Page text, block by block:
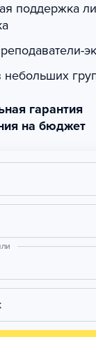
поддержка
небольших
гарантия
на бюджет